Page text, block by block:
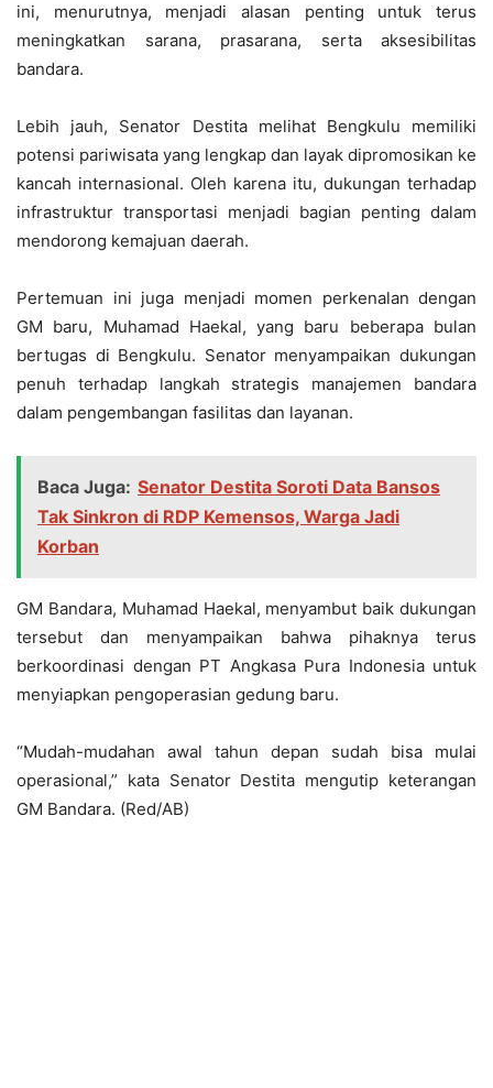
ini, menurutnya, menjadi alasan penting untuk terus
meningkatkan sarana, prasarana, serta aksesibilitas
bandara.
Lebih jauh, Senator Destita melihat Bengkulu memiliki
potensi pariwisata yang lengkap dan layak dipromosikan ke
kancah internasional. Oleh karena itu, dukungan terhadap
infrastruktur transportasi menjadi bagian penting dalam
mendorong kemajuan daerah.
Pertemuan ini juga menjadi momen perkenalan dengan
GM baru, Muhamad Haekal, yang baru beberapa bulan
bertugas di Bengkulu. Senator menyampaikan dukungan
penuh terhadap langkah strategis manajemen bandara
dalam pengembangan fasilitas dan layanan.
Baca Juga: Senator Destita Soroti Data Bansos
Tak Sinkron di RDP Kemensos, Warga Jadi
Korban
GM Bandara, Muhamad Haekal, menyambut baik dukungan
tersebut dan menyampaikan bahwa pihaknya terus
berkoordinasi dengan PT Angkasa Pura Indonesia untuk
menyiapkan pengoperasian gedung baru.
“Mudah-mudahan awal tahun depan sudah bisa mulai
operasional,” kata Senator Destita mengutip keterangan
GM Bandara. (Red/AB)